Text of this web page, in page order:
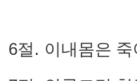
6절. 이내몸은